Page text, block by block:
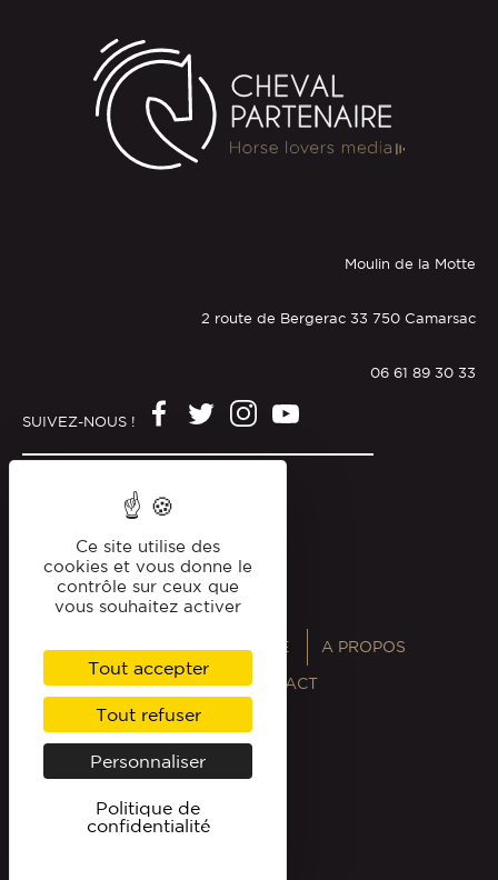
Moulin de la Motte
2 route de Bergerac 33 750 Camarsac
06 61 89 30 33
SUIVEZ-NOUS !
Politique de confidentialité
ANNUAIRES MAGAZINE A PROPOS
PROFESSIONNELS CONTACT
Ce site utilise des
cookies et vous donne le
contrôle sur ceux que
vous souhaitez activer
Tout accepter
Tout refuser
Personnaliser
Politique de
confidentialité